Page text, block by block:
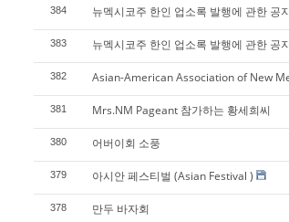
384 뉴멕시코주 한인 업소록 발행에 관한 공
383 뉴멕시코주 한인 업소록 발행에 관한 공
382 Asian-American Association of New
381 Mrs.NM Pageant 참가하는 황세희씨
380 어버이회 소풍
379 아시안 페스티벌 (Asian Festival )
378 만두 바자회